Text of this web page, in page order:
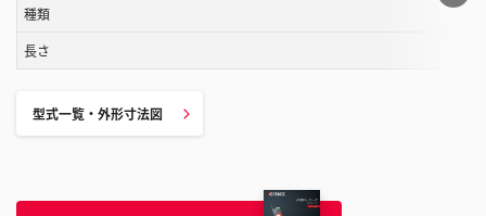
の
種類
長さ
型式一覧・外形寸法図